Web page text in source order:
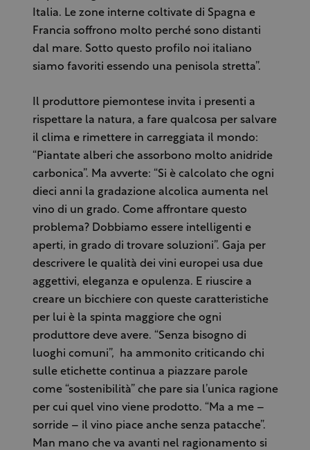
Italia. Le zone interne coltivate di Spagna e
Francia soffrono molto perché sono distanti
dal mare. Sotto questo profilo noi italiano
siamo favoriti essendo una penisola stretta”.
Il produttore piemontese invita i presenti a
rispettare la natura, a fare qualcosa per salvare
il clima e rimettere in carreggiata il mondo:
“Piantate alberi che assorbono molto anidride
carbonica”. Ma avverte: “Si è calcolato che ogni
dieci anni la gradazione alcolica aumenta nel
vino di un grado. Come affrontare questo
problema? Dobbiamo essere intelligenti e
aperti, in grado di trovare soluzioni”. Gaja per
descrivere le qualità dei vini europei usa due
aggettivi, eleganza e opulenza. E riuscire a
creare un bicchiere con queste caratteristiche
per lui è la spinta maggiore che ogni
produttore deve avere. “Senza bisogno di
luoghi comuni”, ha ammonito criticando chi
sulle etichette continua a piazzare parole
come “sostenibilità” che pare sia l’unica ragione
per cui quel vino viene prodotto. “Ma a me –
sorride – il vino piace anche senza patacche”.
Man mano che va avanti nel ragionamento si